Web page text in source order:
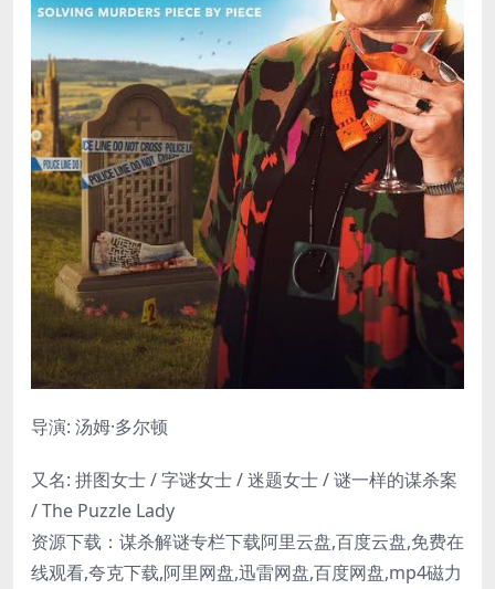
导演: 汤姆·多尔顿
又名: 拼图女士 / 字谜女士 / 迷题女士 / 谜一样的谋杀案
/ The Puzzle Lady
资源下载：谋杀解谜专栏下载阿里云盘,百度云盘,免费在
线观看,夸克下载,阿里网盘,迅雷网盘,百度网盘,mp4磁力